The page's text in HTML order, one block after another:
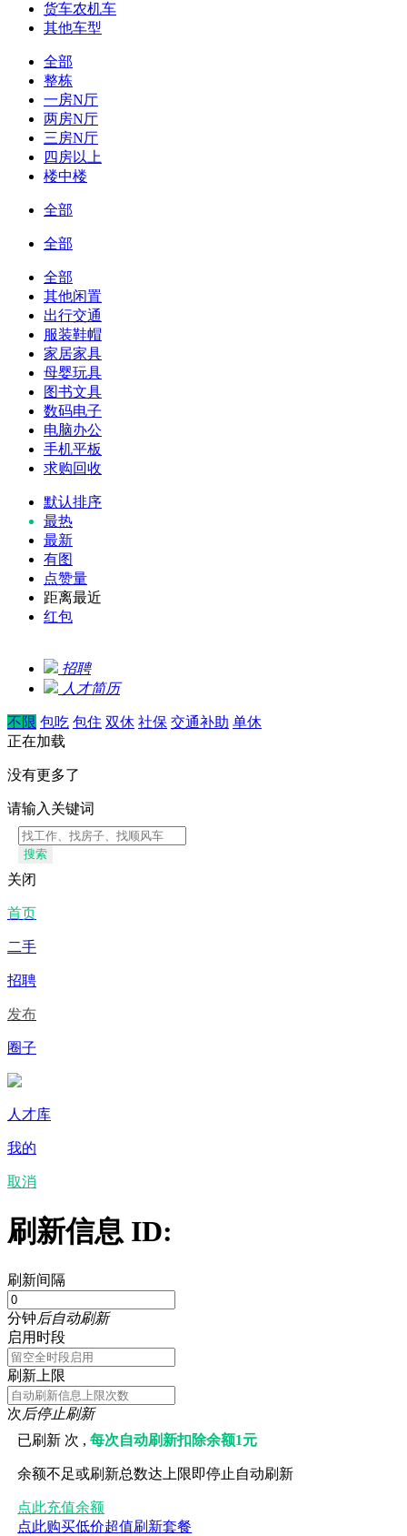
货车农机车
其他车型
全部
整栋
一房N厅
两房N厅
三房N厅
四房以上
楼中楼
全部
全部
全部
其他闲置
出行交通
服装鞋帽
家居家具
母婴玩具
图书文具
数码电子
电脑办公
手机平板
求购回收
默认排序
最热
最新
有图
点赞量
距离最近
红包
招聘
人才简历
不限 包吃 包住 双休 社保 交通补助 单休
正在加载
没有更多了
请输入关键词
搜索
关闭
首页
二手
招聘
发布
圈子
人才库
我的
取消
刷新信息 ID:
刷新间隔
分钟后自动刷新
启用时段
刷新上限
次后停止刷新
已刷新 次 ,每次自动刷新扣除余额1元
余额不足或刷新总数达上限即停止自动刷新
点此充值余额
点此购买低价超值刷新套餐